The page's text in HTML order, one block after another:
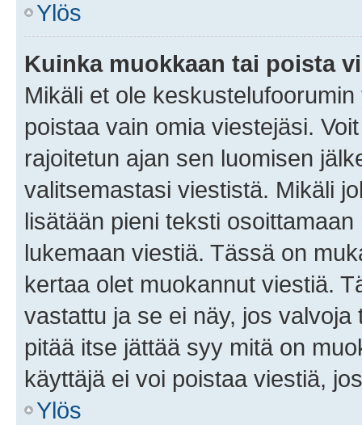
Ylös
Kuinka muokkaan tai poista
Mikäli et ole
poistaa vain omia viestejäsi.
rajoitetun ajan sen luomisen
valitsemastasi viestistä. Mikäli
lisätään pieni teksti
lukemaan viestiä. Tässä on
kertaa olet muokannut viestiä.
vastattu ja se ei näy, jos
pitää itse jättää syy mitä on
käyttäjä ei voi poistaa viestiä,
Ylös